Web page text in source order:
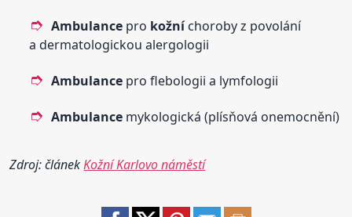
Ambulance pro kožníchoroby z povolání
a dermatologickou alergologii
Ambulance pro flebologii a lymfologii
Ambulance mykologická (plísňová onemocnění)
Zdroj: článekKožní Karlovo náměstí